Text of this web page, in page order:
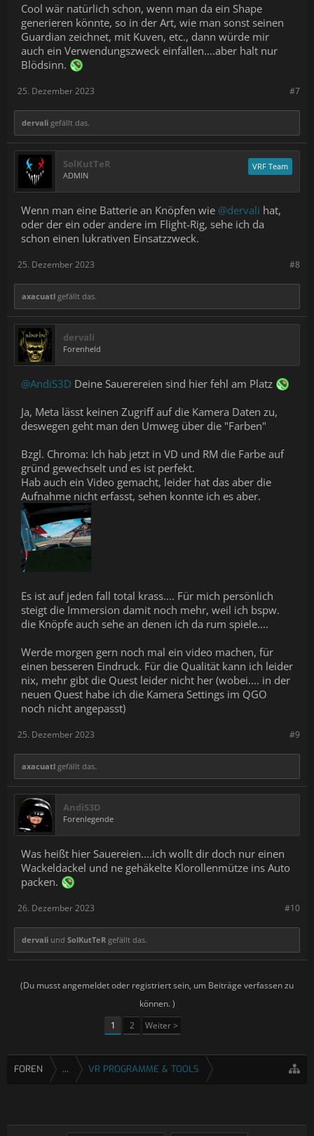
Cool wär natürlich schon, wenn man da ein Shape
generieren könnte, so in der Art, wie man sonst seinen
Guardian zeichnet, mit Kuven, etc., dann würde mir
auch ein Verwendungszweck einfallen....aber halt nur
Blödsinn.
#7
25. Dezember 2023
dervali gefällt das.
SolKutTeR
ADMIN
VRF Team
Wenn man eine Batterie an Knöpfen wie @dervali hat,
oder der ein oder andere im Flight-Rig, sehe ich da
schon einen lukrativen Einsatzzweck.
#8
25. Dezember 2023
axacuatl gefällt das.
dervali
Forenheld
@AndiS3D Deine Sauerereien sind hier fehl am Platz
Ja, Meta lässt keinen Zugriff auf die Kamera Daten zu,
deswegen geht man den Umweg über die "Farben"
Bzgl. Chroma: Ich hab jetzt in VD und RM die Farbe auf
gründ gewechselt und es ist perfekt.
Hab auch ein Video gemacht, leider hat das aber die
Aufnahme nicht erfasst, sehen konnte ich es aber.
Es ist auf jeden fall total krass.... Für mich persönlich
steigt die Immersion damit noch mehr, weil ich bspw.
die Knöpfe auch sehe an denen ich da rum spiele....
Werde morgen gern noch mal ein video machen, für
einen besseren Eindruck. Für die Qualität kann ich leider
nix, mehr gibt die Quest leider nicht her (wobei.... in der
neuen Quest habe ich die Kamera Settings im QGO
noch nicht angepasst)
#9
25. Dezember 2023
axacuatl gefällt das.
AndiS3D
Forenlegende
Was heißt hier Sauereien....ich wollt dir doch nur einen
Wackeldackel und ne gehäkelte Klorollenmütze ins Auto
packen.
#10
26. Dezember 2023
dervali und SolKutTeR gefällt das.
(Du musst angemeldet oder registriert sein, um Beiträge verfassen zu
können. )
1
2 Weiter >
FOREN ... VR PROGRAMME & TOOLS